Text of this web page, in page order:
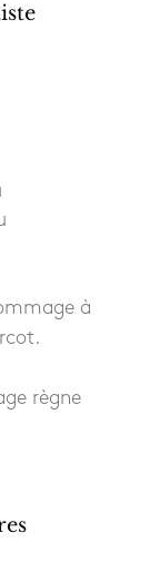
à
règne